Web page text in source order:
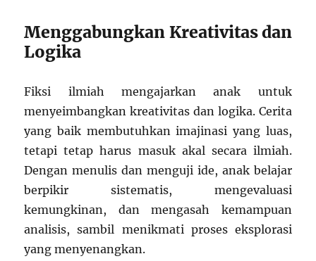
Menggabungkan Kreativitas dan
Logika
Fiksi ilmiah mengajarkan anak untuk
menyeimbangkan kreativitas dan logika. Cerita
yang baik membutuhkan imajinasi yang luas,
tetapi tetap harus masuk akal secara ilmiah.
Dengan menulis dan menguji ide, anak belajar
berpikir sistematis, mengevaluasi
kemungkinan, dan mengasah kemampuan
analisis, sambil menikmati proses eksplorasi
yang menyenangkan.